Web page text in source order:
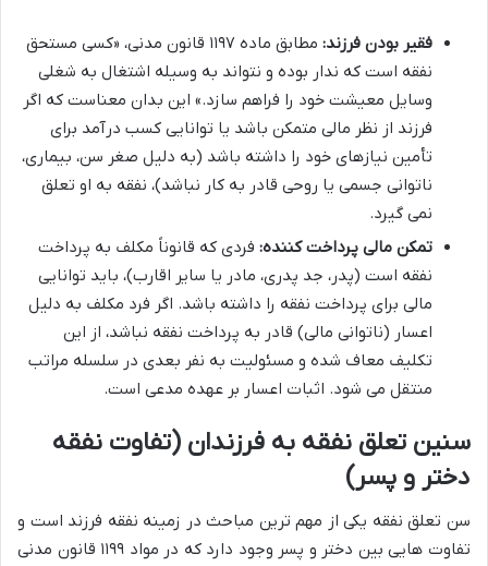
فقیر بودن فرزند:
مطابق ماده ۱۱۹۷ قانون مدنی، «کسی مستحق
نفقه است که ندار بوده و نتواند به وسیله اشتغال به شغلی
وسایل معیشت خود را فراهم سازد.» این بدان معناست که اگر
فرزند از نظر مالی متمکن باشد یا توانایی کسب درآمد برای
تأمین نیازهای خود را داشته باشد (به دلیل صغر سن، بیماری،
ناتوانی جسمی یا روحی قادر به کار نباشد)، نفقه به او تعلق
نمی گیرد.
تمکن مالی پرداخت کننده: فردی که قانوناً مکلف به پرداخت
نفقه است (پدر، جد پدری، مادر یا سایر اقارب)، باید توانایی
مالی برای پرداخت نفقه را داشته باشد. اگر فرد مکلف به دلیل
اعسار (ناتوانی مالی) قادر به پرداخت نفقه نباشد، از این
تکلیف معاف شده و مسئولیت به نفر بعدی در سلسله مراتب
منتقل می شود. اثبات اعسار بر عهده مدعی است.
سنین تعلق نفقه به فرزندان (تفاوت نفقه
دختر و پسر)
سن تعلق نفقه یکی از مهم ترین مباحث در زمینه نفقه فرزند است و
تفاوت هایی بین دختر و پسر وجود دارد که در مواد ۱۱۹۹ قانون مدنی